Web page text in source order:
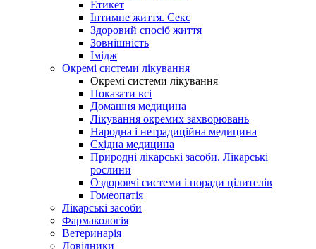
Етикет
Інтимне життя. Секс
Здоровий спосіб життя
Зовнішність
Імідж
Окремі системи лікування
Окремі системи лікування
Показати всі
Домашня медицина
Лікування окремих захворювань
Народна і нетрадиційна медицина
Східна медицина
Природні лікарські засоби. Лікарські
рослини
Оздоровчі системи і поради цілителів
Гомеопатія
Лікарські засоби
Фармакологія
Ветеринарія
Довідники